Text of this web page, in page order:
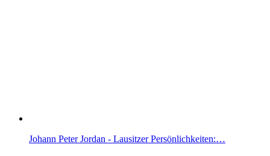
Johann Peter Jordan - Lausitzer Persönlichkeiten:…